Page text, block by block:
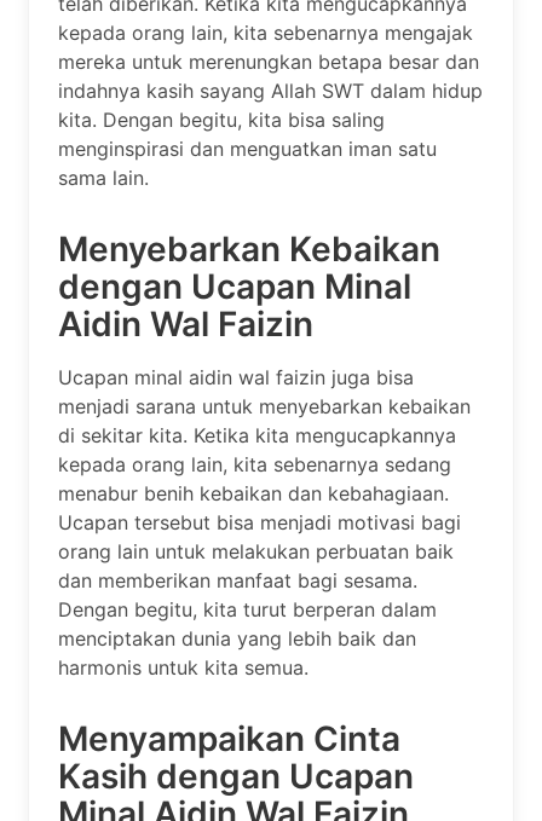
kepada orang lain, kita sebenarnya mengajak
mereka untuk merenungkan betapa besar dan
indahnya kasih sayang Allah SWT dalam hidup
kita. Dengan begitu, kita bisa saling
menginspirasi dan menguatkan iman satu
sama lain.
Menyebarkan Kebaikan
dengan Ucapan Minal
Aidin Wal Faizin
Ucapan minal aidin wal faizin juga bisa
menjadi sarana untuk menyebarkan kebaikan
di sekitar kita. Ketika kita mengucapkannya
kepada orang lain, kita sebenarnya sedang
menabur benih kebaikan dan kebahagiaan.
Ucapan tersebut bisa menjadi motivasi bagi
orang lain untuk melakukan perbuatan baik
dan memberikan manfaat bagi sesama.
Dengan begitu, kita turut berperan dalam
menciptakan dunia yang lebih baik dan
harmonis untuk kita semua.
Menyampaikan Cinta
Kasih dengan Ucapan